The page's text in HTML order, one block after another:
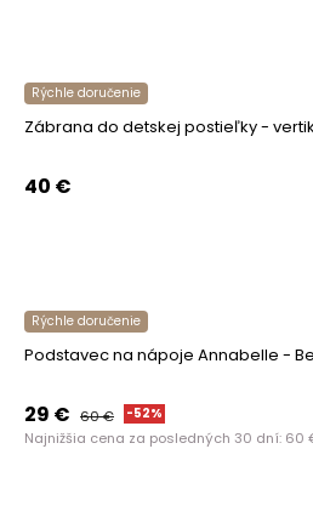
Rýchle doručenie
Zábrana do detskej postieľky -
40 €
Rýchle doručenie
Podstavec na nápoje Annabelle -
29 € 60€ -52%
Najnižšia cena za posledných 30 dní: 60